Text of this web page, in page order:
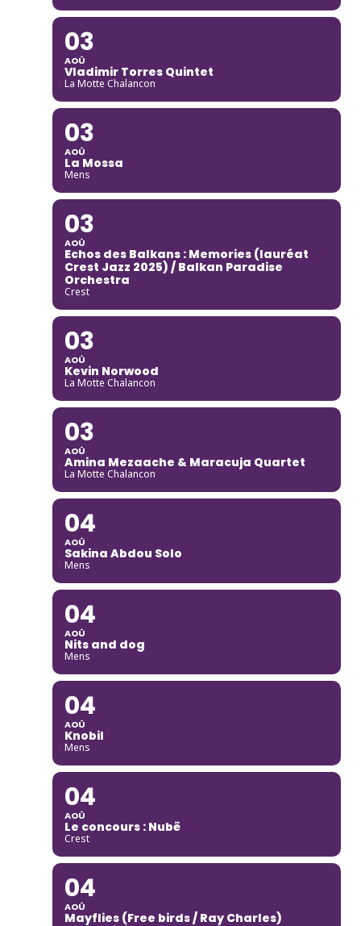
03
AOÛ
Vladimir Torres Quintet
La Motte Chalancon
03
AOÛ
La Mossa
Mens
03
AOÛ
Echos des Balkans : Memories (lauréat
Crest Jazz 2025) / Balkan Paradise
Orchestra
Crest
03
AOÛ
Kevin Norwood
La Motte Chalancon
03
AOÛ
Amina Mezaache & Maracuja Quartet
La Motte Chalancon
04
AOÛ
Sakina Abdou Solo
Mens
04
AOÛ
Nits and dog
Mens
04
AOÛ
Knobil
Mens
04
AOÛ
Le concours : Nubë
Crest
04
AOÛ
Mayflies (Free birds / Ray Charles)